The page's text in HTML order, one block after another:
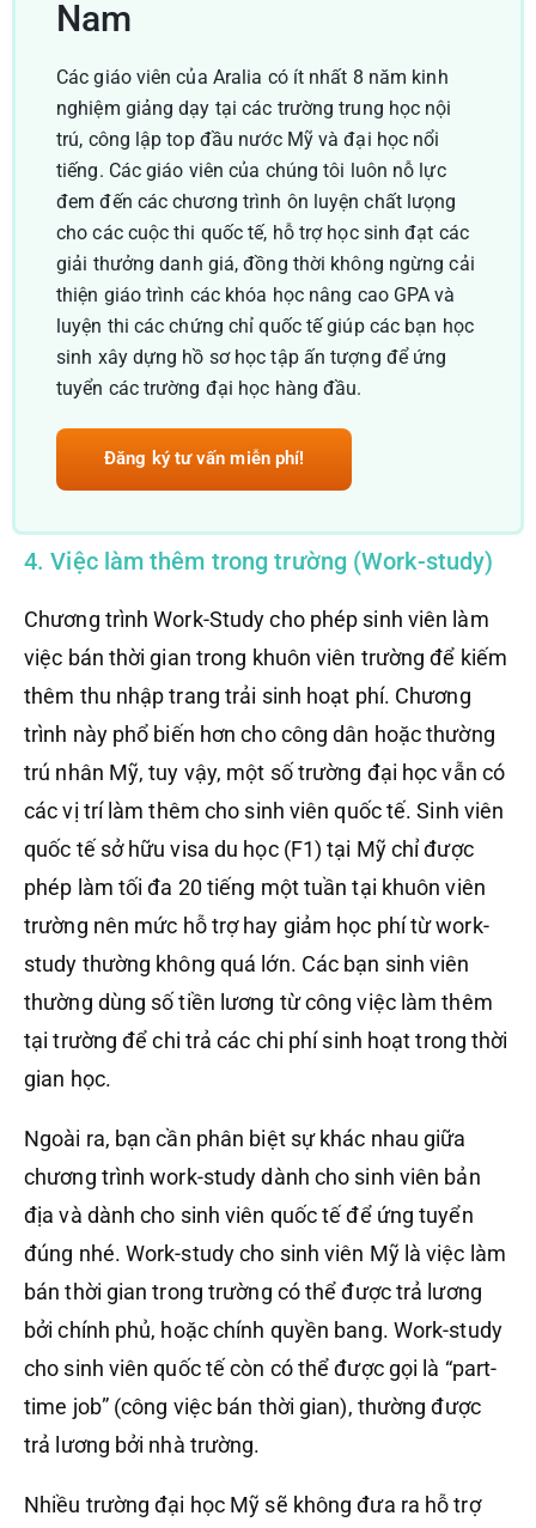
Nam
Các giáo viên của Aralia có ít nhất 8 năm kinh
nghiệm giảng dạy tại các trường trung học nội
trú, công lập top đầu nước Mỹ và đại học nổi
tiếng. Các giáo viên của chúng tôi luôn nỗ lực
đem đến các chương trình ôn luyện chất lưọng
cho các cuộc thi quốc tế, hỗ trợ học sinh đạt các
giải thưởng danh giá, đồng thời không ngừng cải
thiện giáo trình các khóa học nâng cao GPA và
luyện thi các chứng chỉ quốc tế giúp các bạn học
sinh xây dựng hồ sơ học tập ấn tượng để ứng
tuyển các trường đại học hàng đầu.
Đăng ký tư vấn miễn phí!
4. Việc làm thêm trong trường (Work-study)
Chương trình Work-Study cho phép sinh viên làm
việc bán thời gian trong khuôn viên trường để kiếm
thêm thu nhập trang trải sinh hoạt phí. Chương
trình này phổ biến hơn cho công dân hoặc thường
trú nhân Mỹ, tuy vậy, một số trường đại học vẫn có
các vị trí làm thêm cho sinh viên quốc tế. Sinh viên
quốc tế sở hữu visa du học (F1) tại Mỹ chỉ được
phép làm tối đa 20 tiếng một tuần tại khuôn viên
trường nên mức hỗ trợ hay giảm học phí từ work-
study thường không quá lớn. Các bạn sinh viên
thường dùng số tiền lương từ công việc làm thêm
tại trường để chi trả các chi phí sinh hoạt trong thời
gian học.
Ngoài ra, bạn cần phân biệt sự khác nhau giữa
chương trình work-study dành cho sinh viên bản
địa và dành cho sinh viên quốc tế để ứng tuyển
đúng nhé. Work-study cho sinh viên Mỹ là việc làm
bán thời gian trong trường có thể được trả lương
bởi chính phủ, hoặc chính quyền bang. Work-study
cho sinh viên quốc tế còn có thể được gọi là “part-
time job” (công việc bán thời gian), thường được
trả lương bởi nhà trường.
Nhiều trường đại học Mỹ sẽ không đưa ra hỗ trợ